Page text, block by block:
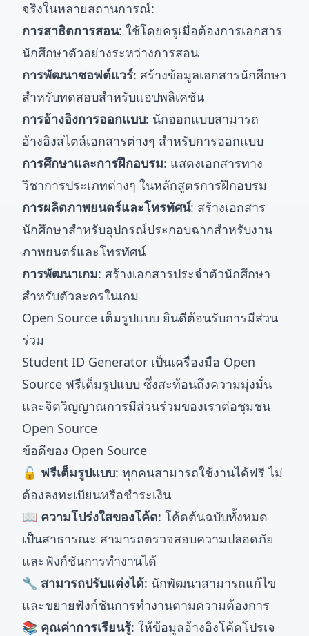
จริงในหลายสถานการณ์:
การสาธิตการสอน: ใช้โดยครูเมื่อต้องการเอกสาร
นักศึกษาตัวอย่างระหว่างการสอน
การพัฒนาซอฟต์แวร์: สร้างข้อมูลเอกสารนักศึกษา
สำหรับทดสอบสำหรับแอปพลิเคชัน
การอ้างอิงการออกแบบ: นักออกแบบสามารถ
อ้างอิงสไตล์เอกสารต่างๆ สำหรับการออกแบบ
การศึกษาและการฝึกอบรม: แสดงเอกสารทาง
วิชาการประเภทต่างๆ ในหลักสูตรการฝึกอบรม
การผลิตภาพยนตร์และโทรทัศน์: สร้างเอกสาร
นักศึกษาสำหรับอุปกรณ์ประกอบฉากสำหรับงาน
ภาพยนตร์และโทรทัศน์
การพัฒนาเกม: สร้างเอกสารประจำตัวนักศึกษา
สำหรับตัวละครในเกม
Open Source เต็มรูปแบบ ยินดีต้อนรับการมีส่วน
ร่วม
Student ID Generator เป็นเครื่องมือ Open
Source ฟรีเต็มรูปแบบ ซึ่งสะท้อนถึงความมุ่งมั่น
และจิตวิญญาณการมีส่วนร่วมของเราต่อชุมชน
Open Source
ข้อดีของ Open Source
🔓 ฟรีเต็มรูปแบบ: ทุกคนสามารถใช้งานได้ฟรี ไม่
ต้องลงทะเบียนหรือชำระเงิน
📖 ความโปร่งใสของโค้ด: โค้ดต้นฉบับทั้งหมด
เป็นสาธารณะ สามารถตรวจสอบความปลอดภัย
และฟังก์ชันการทำงานได้
🔧 สามารถปรับแต่งได้: นักพัฒนาสามารถแก้ไข
และขยายฟังก์ชันการทำงานตามความต้องการ
📚 คุณค่าการเรียนรู้: ให้ข้อมูลอ้างอิงโค้ดโปรเจ